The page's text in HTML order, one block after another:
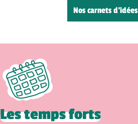
Nos carnets d’idées
Les temps forts